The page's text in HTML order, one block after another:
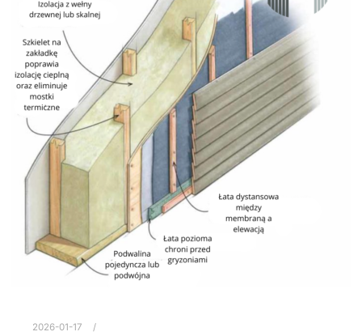
2026-01-17